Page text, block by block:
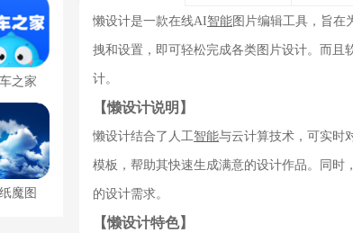
之家
魔图
懒设计是一款在线AI智能图片编辑工具，旨在
拽和设置，即可轻松完成各类图片设计。而且
计。
【懒设计说明】
懒设计结合了人工智能与云计算技术，可实时
模板，帮助其快速生成满意的设计作品。同时
的设计需求。
【懒设计特色】